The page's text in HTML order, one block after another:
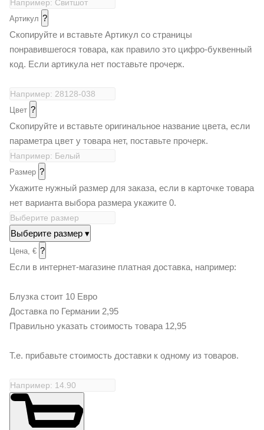
Артикул ?
Скопируйте и вставьте Артикул со страницы
понравившегося товара, как правило это цифро-буквенный
код. Если артикула нет поставьте прочерк.
Цвет ?
Скопируйте и вставьте оригинальное название цвета, если
параметра цвет у товара нет, поставьте прочерк.
Размер ?
Укажите нужный размер для заказа, если в карточке товара
нет варианта выбора размера укажите 0.
Выберите размер ▾
Цена, € ?
Если в интернет-магазине платная доставка, например:
Блузка стоит 10 Евро
Доставка по Германии 2,95
Правильно указать стоимость товара 12,95
Т.е. прибавьте стоимость доставки к одному из товаров.